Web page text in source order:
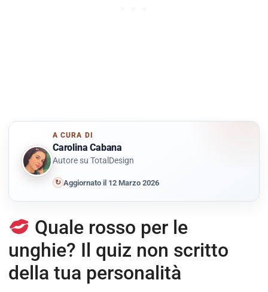
A CURA DI
Carolina Cabana
Autore su TotalDesign
↻ Aggiornato il 12 Marzo 2026
Quale rosso per le
unghie? Il quiz non scritto
della tua personalità